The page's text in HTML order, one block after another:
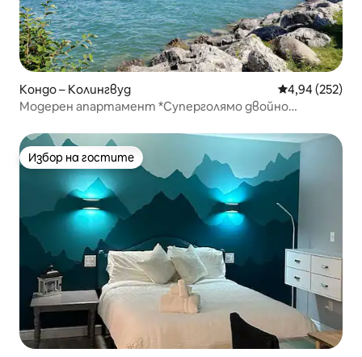
Кондо – Колингвуд Средна
4,94 (252)
Модерен апартамент *Суперголямо двойно
Избор на гостите
Избор на гостите